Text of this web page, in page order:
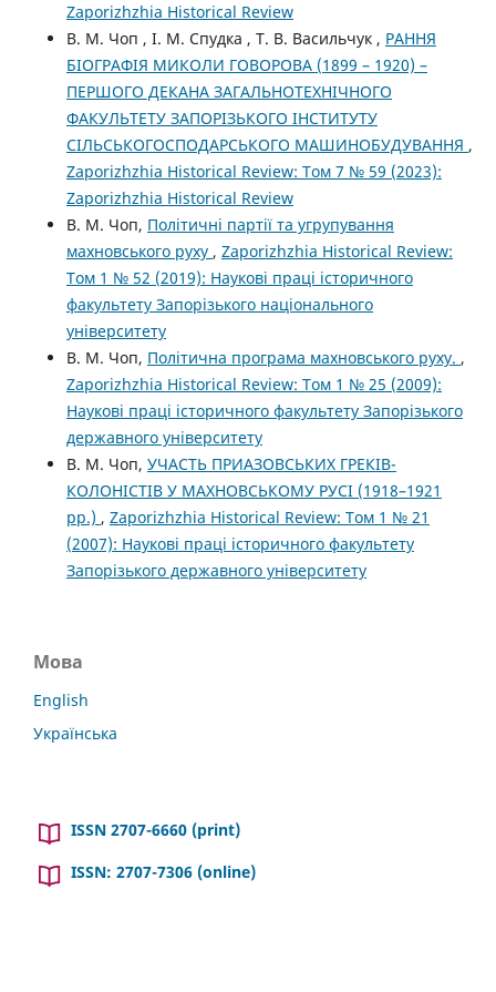
Zaporizhzhia Historical Review
В. М. Чоп , І. М. Спудка , Т. В. Васильчук , РАННЯ
БІОГРАФІЯ МИКОЛИ ГОВОРОВА (1899 – 1920) –
ПЕРШОГО ДЕКАНА ЗАГАЛЬНОТЕХНІЧНОГО
ФАКУЛЬТЕТУ ЗАПОРІЗЬКОГО ІНСТИТУТУ
СІЛЬСЬКОГОСПОДАРСЬКОГО МАШИНОБУДУВАННЯ ,
Zaporizhzhia Historical Review: Том 7 № 59 (2023):
Zaporizhzhia Historical Review
В. М. Чоп, Політичні партії та угрупування
махновського руху , Zaporizhzhia Historical Review:
Том 1 № 52 (2019): Наукові праці історичного
факультету Запорізького національного
університету
В. М. Чоп, Політична програма махновського руху. ,
Zaporizhzhia Historical Review: Том 1 № 25 (2009):
Наукові праці історичного факультету Запорізького
державного університету
В. М. Чоп, УЧАСТЬ ПРИАЗОВСЬКИХ ГРЕКІВ-
КОЛОНІСТІВ У МАХНОВСЬКОМУ РУСІ (1918–1921
рр.) , Zaporizhzhia Historical Review: Том 1 № 21
(2007): Наукові праці історичного факультету
Запорізького державного університету
Мова
English
Українська
ISSN 2707-6660 (print)
ISSN: 2707-7306 (online)